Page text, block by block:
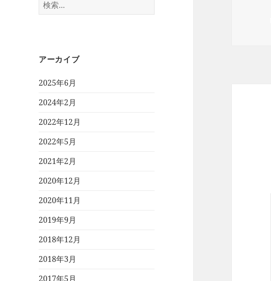
索:
アーカイブ
2025年6月
2024年2月
2022年12月
2022年5月
2021年2月
2020年12月
2020年11月
2019年9月
2018年12月
2018年3月
2017年5月